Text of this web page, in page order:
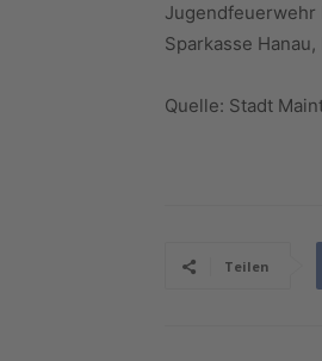
Jugendfeuerwehr
Sparkasse
Quelle: Stadt
Teilen